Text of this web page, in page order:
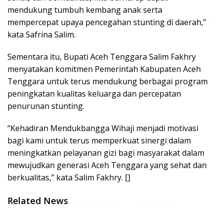
mendukung tumbuh kembang anak serta
mempercepat upaya pencegahan stunting di daerah,”
kata Safrina Salim.
Sementara itu, Bupati Aceh Tenggara Salim Fakhry
menyatakan komitmen Pemerintah Kabupaten Aceh
Tenggara untuk terus mendukung berbagai program
peningkatan kualitas keluarga dan percepatan
penurunan stunting.
“Kehadiran Mendukbangga Wihaji menjadi motivasi
bagi kami untuk terus memperkuat sinergi dalam
meningkatkan pelayanan gizi bagi masyarakat dalam
mewujudkan generasi Aceh Tenggara yang sehat dan
berkualitas,” kata Salim Fakhry. []
Related News